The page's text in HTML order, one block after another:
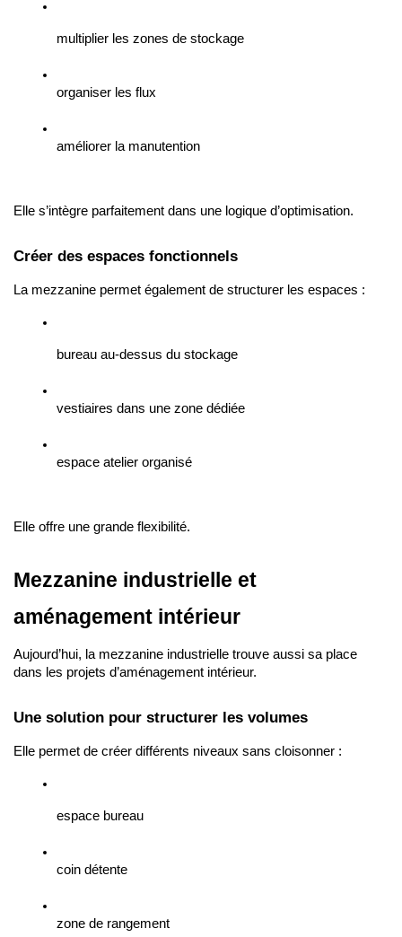
multiplier les zones de stockage
organiser les flux
améliorer la manutention
Elle s’intègre parfaitement dans une logique d’optimisation.
Créer des espaces fonctionnels
La mezzanine permet également de structurer les espaces :
bureau au-dessus du stockage
vestiaires dans une zone dédiée
espace atelier organisé
Elle offre une grande flexibilité.
Mezzanine industrielle et
aménagement intérieur
Aujourd’hui, la mezzanine industrielle trouve aussi sa place
dans les projets d’aménagement intérieur.
Une solution pour structurer les volumes
Elle permet de créer différents niveaux sans cloisonner :
espace bureau
coin détente
zone de rangement